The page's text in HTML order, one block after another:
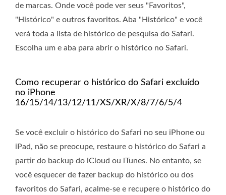
de marcas. Onde você pode ver seus "Favoritos",
"Histórico" e outros favoritos. Aba "Histórico" e você
verá toda a lista de histórico de pesquisa do Safari.
Escolha um e aba para abrir o histórico no Safari.
Como recuperar o histórico do Safari excluído
no iPhone
16/15/14/13/12/11/XS/XR/X/8/7/6/5/4
Se você excluir o histórico do Safari no seu iPhone ou
iPad, não se preocupe, restaure o histórico do Safari a
partir do backup do iCloud ou iTunes. No entanto, se
você esquecer de fazer backup do histórico ou dos
favoritos do Safari, acalme-se e recupere o histórico do